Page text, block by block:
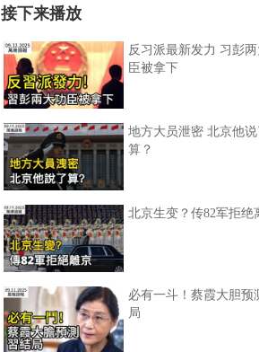
接下来播放
反习派最新发力 习彭
臣被拿下
地方大员泄密 北京他说
算？
北京生变？传82军拒绝
必有一斗！蔡霞大胆预
局